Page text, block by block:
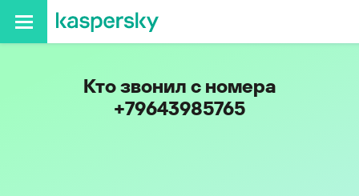
Кто звонил с номера
+79643985765